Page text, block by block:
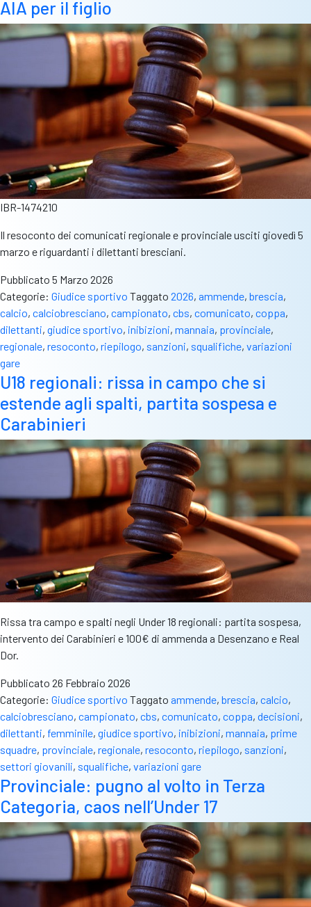
AIA per il figlio
IBR-1474210
Il resoconto dei comunicati regionale e provinciale usciti giovedì 5
marzo e riguardanti i dilettanti bresciani.
Pubblicato 5 Marzo 2026
Categorie: Giudice sportivo Taggato 2026, ammende, brescia,
calcio, calciobresciano, campionato, cbs, comunicato, coppa,
dilettanti, giudice sportivo, inibizioni, mannaia, provinciale,
regionale, resoconto, riepilogo, sanzioni, squalifiche, variazioni
gare
U18 regionali: rissa in campo che si
estende agli spalti, partita sospesa e
Carabinieri
Rissa tra campo e spalti negli Under 18 regionali: partita sospesa,
intervento dei Carabinieri e 100€ di ammenda a Desenzano e Real
Dor.
Pubblicato 26 Febbraio 2026
Categorie: Giudice sportivo Taggato ammende, brescia, calcio,
calciobresciano, campionato, cbs, comunicato, coppa, decisioni,
dilettanti, femminile, giudice sportivo, inibizioni, mannaia, prime
squadre, provinciale, regionale, resoconto, riepilogo, sanzioni,
settori giovanili, squalifiche, variazioni gare
Provinciale: pugno al volto in Terza
Categoria, caos nell’Under 17